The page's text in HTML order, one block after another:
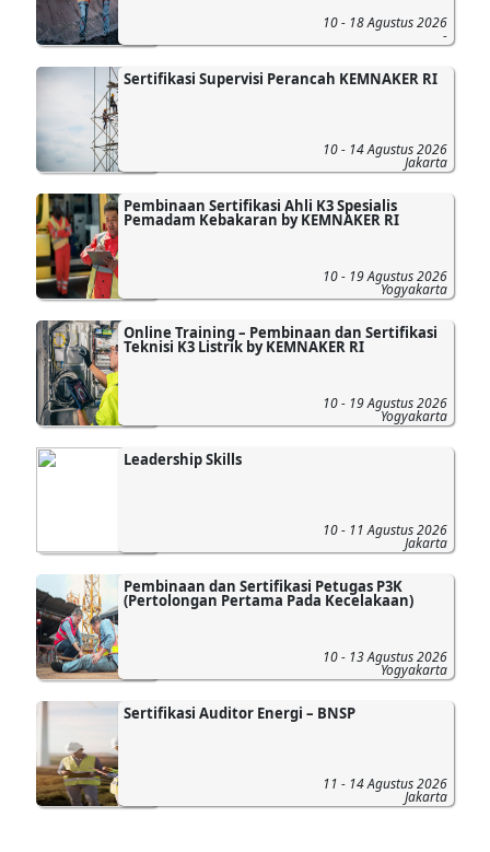
10 - 18 Agustus 2026
-
Sertifikasi Supervisi Perancah KEMNAKER RI
10 - 14 Agustus 2026
Jakarta
Pembinaan Sertifikasi Ahli K3 Spesialis
Pemadam Kebakaran by KEMNAKER RI
10 - 19 Agustus 2026
Yogyakarta
Online Training – Pembinaan dan Sertifikasi
Teknisi K3 Listrik by KEMNAKER RI
10 - 19 Agustus 2026
Yogyakarta
Leadership Skills
10 - 11 Agustus 2026
Jakarta
Pembinaan dan Sertifikasi Petugas P3K
(Pertolongan Pertama Pada Kecelakaan)
10 - 13 Agustus 2026
Yogyakarta
Sertifikasi Auditor Energi – BNSP
11 - 14 Agustus 2026
Jakarta